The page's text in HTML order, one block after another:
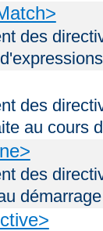
des
des
au cours
des